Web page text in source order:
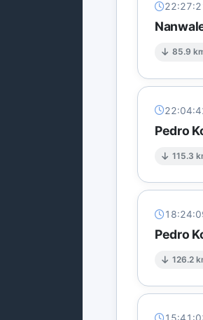
85.9
Pedro
115.3
Pedro
126.2